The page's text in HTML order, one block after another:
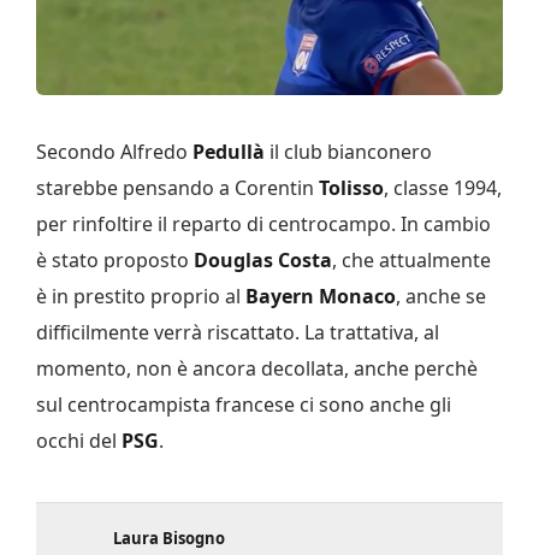
Secondo Alfredo Pedullà il club bianconero
starebbe pensando a Corentin Tolisso, classe 1994,
per rinfoltire il reparto di centrocampo. In cambio
è stato proposto Douglas Costa, che attualmente
è in prestito proprio al Bayern Monaco, anche se
difficilmente verrà riscattato. La trattativa, al
momento, non è ancora decollata, anche perchè
sul centrocampista francese ci sono anche gli
occhi del PSG.
Laura Bisogno